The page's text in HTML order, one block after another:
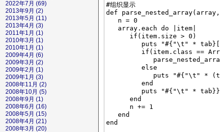
2022年7月 (69)
2013年9月 (2)
2013年5月 (11)
2013年4月 (3)
2011年1月 (1)
2010年3月 (1)
2010年1月 (1)
2009年4月 (6)
2009年3月 (2)
2009年2月 (1)
2009年1月 (3)
2008年11月 (2)
2008年10月 (5)
2008年9月 (1)
2008年6月 (16)
2008年5月 (15)
2008年4月 (21)
2008年3月 (20)
#组织显示
def
   n = 0
   array.each do |item|
      if(item.size > 0)
puts "#{"\t" *
if(item.class ==
         else
puts "#{"\t" *
         end
puts "#{"\t" *
      end
      n += 1
   end
end